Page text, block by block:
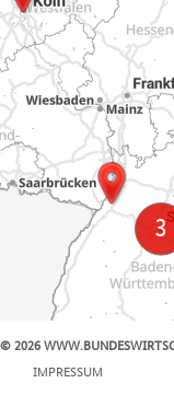
© 2026
IMPRESSUM